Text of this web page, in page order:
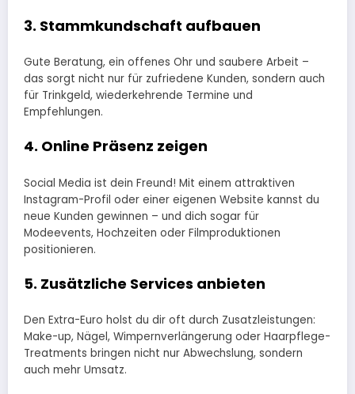
3. Stammkundschaft aufbauen
Gute Beratung, ein offenes Ohr und saubere Arbeit –
das sorgt nicht nur für zufriedene Kunden, sondern auch
für Trinkgeld, wiederkehrende Termine und
Empfehlungen.
4. Online Präsenz zeigen
Social Media ist dein Freund! Mit einem attraktiven
Instagram-Profil oder einer eigenen Website kannst du
neue Kunden gewinnen – und dich sogar für
Modeevents, Hochzeiten oder Filmproduktionen
positionieren.
5. Zusätzliche Services anbieten
Den Extra-Euro holst du dir oft durch Zusatzleistungen:
Make-up, Nägel, Wimpernverlängerung oder Haarpflege-
Treatments bringen nicht nur Abwechslung, sondern
auch mehr Umsatz.